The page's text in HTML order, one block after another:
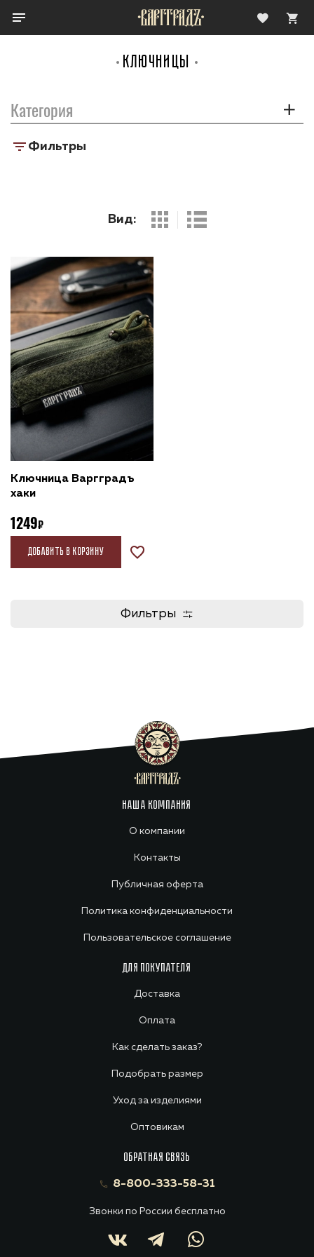
КЛЮЧНИЦЫ
Ключница Варгградъ
хаки
1249
Добавить в корзину
Фильтры
Категория
Фильтры
НАША КОМПАНИЯ
О компании
Контакты
Публичная оферта
Политика конфиденциальности
Пользовательское соглашение
ДЛЯ ПОКУПАТЕЛЯ
Доставка
Оплата
Как сделать заказ?
Подобрать размер
Уход за изделиями
Оптовикам
ОБРАТНАЯ СВЯЗЬ
8-800-333-58-31
Звонки по России бесплатно